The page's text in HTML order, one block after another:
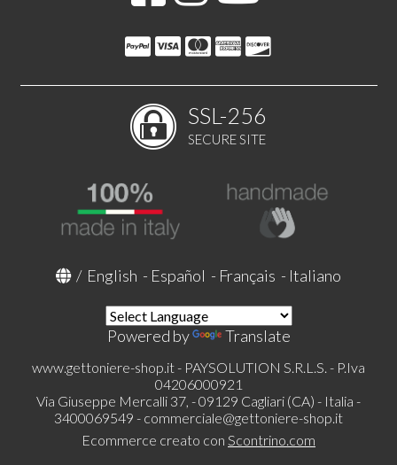
SSL-256
SECURE SITE
/ English - Español - Français - Italiano
Powered by Translate
www.gettoniere-shop.it - PAYSOLUTION S.R.L.S. - P.Iva
04206000921
Via Giuseppe Mercalli 37, - 09129 Cagliari (CA) - Italia -
3400069549 - commerciale@gettoniere-shop.it
Ecommerce creato con Scontrino.com